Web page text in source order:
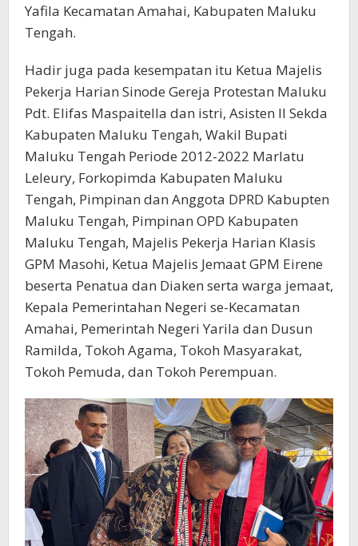
Yafila Kecamatan Amahai, Kabupaten Maluku
Tengah.
Hadir juga pada kesempatan itu Ketua Majelis
Pekerja Harian Sinode Gereja Protestan Maluku
Pdt. Elifas Maspaitella dan istri, Asisten II Sekda
Kabupaten Maluku Tengah, Wakil Bupati
Maluku Tengah Periode 2012-2022 Marlatu
Leleury, Forkopimda Kabupaten Maluku
Tengah, Pimpinan dan Anggota DPRD Kabupten
Maluku Tengah, Pimpinan OPD Kabupaten
Maluku Tengah, Majelis Pekerja Harian Klasis
GPM Masohi, Ketua Majelis Jemaat GPM Eirene
beserta Penatua dan Diaken serta warga jemaat,
Kepala Pemerintahan Negeri se-Kecamatan
Amahai, Pemerintah Negeri Yarila dan Dusun
Ramilda, Tokoh Agama, Tokoh Masyarakat,
Tokoh Pemuda, dan Tokoh Perempuan.